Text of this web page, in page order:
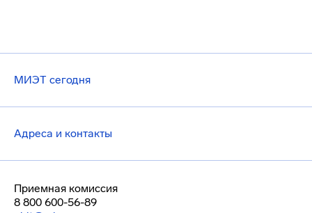
МИЭТ сегодня
Адреса и контакты
Приемная комиссия
8 800 600-56-89